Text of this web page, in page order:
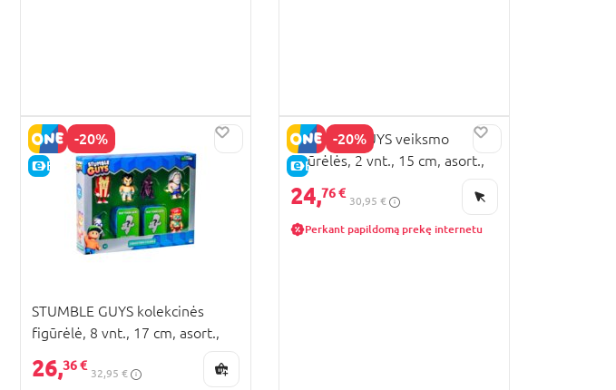
-20%
E-KAINA
STUMBLE GUYS kolekcinės
figūrėlė, 8 vnt., 17 cm, asort.,
26,36 €
32,95 €
-20%
E-KAINA
STUMBLE GUYS veiksmo
figūrėlės, 2 vnt., 15 cm, asort.,
asort., SG6315M
24,76 €
30,95 €
Perkant papildomą prekę internetu